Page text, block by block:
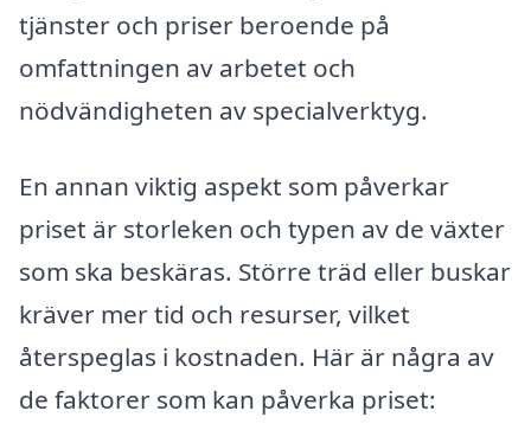
tjänster och priser beroende på
omfattningen av arbetet och
nödvändigheten av specialverktyg.
En annan viktig aspekt som påverkar
priset är storleken och typen av de växter
som ska beskäras. Större träd eller buskar
kräver mer tid och resurser, vilket
återspeglas i kostnaden. Här är några av
de faktorer som kan påverka priset: